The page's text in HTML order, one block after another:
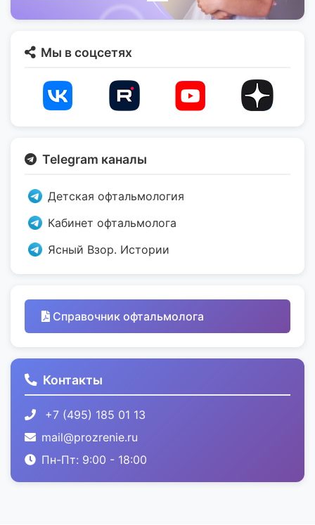
Мы в соцсетях
Telegram каналы
Детская офтальмология
Кабинет офтальмолога
Ясный Взор. Истории
Справочник офтальмолога
Контакты
+7 (495) 185 01 13
mail@prozrenie.ru
Пн-Пт: 9:00 - 18:00